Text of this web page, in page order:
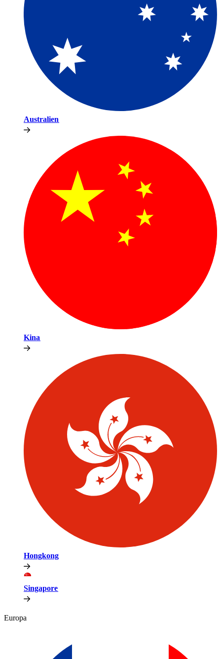
Australien​​
Kina​​
Hongkong​​
Singapore​​
Europa​​